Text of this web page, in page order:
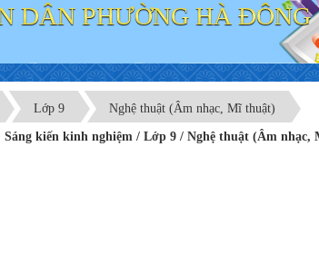
DÂN PHƯỜNG HÀ ĐÔNG
Lớp 9 Nghệ thuật (Âm nhạc, Mĩ thuật)
Sáng kiến kinh nghiệm / Lớp 9 / Nghệ thuật (Âm nhạc,